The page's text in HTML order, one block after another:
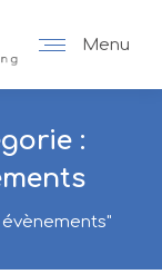
Menu
: